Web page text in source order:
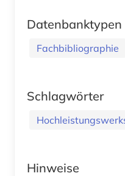
Datenbanktypen
Fachbibliographie
Schlagwörter
Hinweise